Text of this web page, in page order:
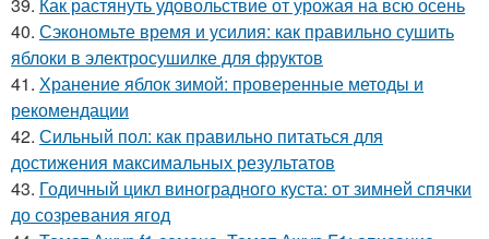
39. Как растянуть удовольствие от урожая на всю осень
40. Сэкономьте время и усилия: как правильно сушить
яблоки в электросушилке для фруктов
41. Хранение яблок зимой: проверенные методы и
рекомендации
42. Сильный пол: как правильно питаться для
достижения максимальных результатов
43. Годичный цикл виноградного куста: от зимней спячки
до созревания ягод